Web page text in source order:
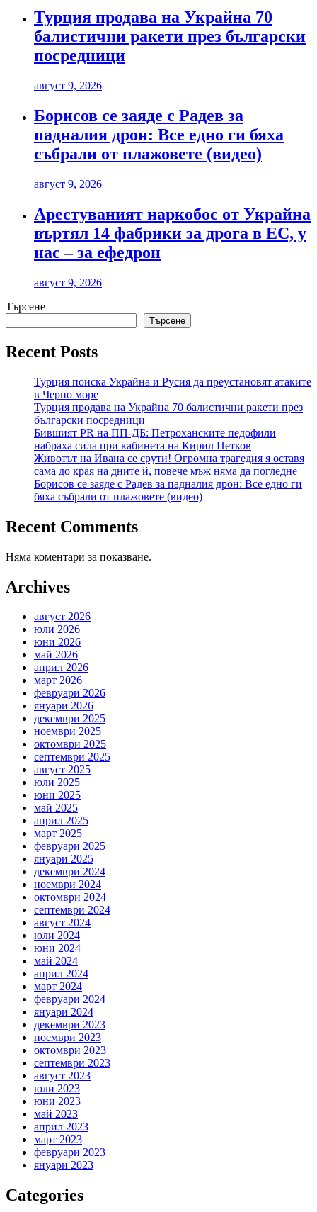
Турция продава на Украйна 70
балистични ракети през български
посредници
август 9, 2026
Борисов се заяде с Радев за
падналия дрон: Все едно ги бяха
събрали от плажовете (видео)
август 9, 2026
Арестуваният наркобос от Украйна
въртял 14 фабрики за дрога в ЕС, у
нас – за ефедрон
август 9, 2026
Търсене
Търсене
Recent Posts
Турция поиска Украйна и Русия да преустановят атаките
в Черно море
Турция продава на Украйна 70 балистични ракети през
български посредници
Бившият PR на ПП-ДБ: Петроханските педофили
набраха сила при кабинета на Кирил Петков
Животът на Ивана се срути! Огромна трагедия я оставя
сама до края на дните й, повече мъж няма да погледне
Борисов се заяде с Радев за падналия дрон: Все едно ги
бяха събрали от плажовете (видео)
Recent Comments
Няма коментари за показване.
Archives
август 2026
юли 2026
юни 2026
май 2026
април 2026
март 2026
февруари 2026
януари 2026
декември 2025
ноември 2025
октомври 2025
септември 2025
август 2025
юли 2025
юни 2025
май 2025
април 2025
март 2025
февруари 2025
януари 2025
декември 2024
ноември 2024
октомври 2024
септември 2024
август 2024
юли 2024
юни 2024
май 2024
април 2024
март 2024
февруари 2024
януари 2024
декември 2023
ноември 2023
октомври 2023
септември 2023
август 2023
юли 2023
юни 2023
май 2023
април 2023
март 2023
февруари 2023
януари 2023
Categories